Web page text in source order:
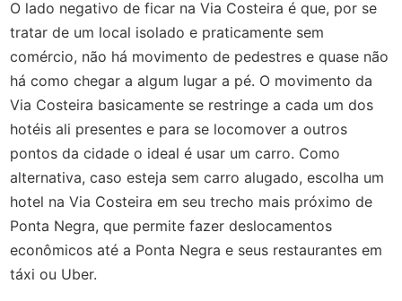
O lado negativo de ficar na Via Costeira é que, por se
tratar de um local isolado e praticamente sem
comércio, não há movimento de pedestres e quase não
há como chegar a algum lugar a pé. O movimento da
Via Costeira basicamente se restringe a cada um dos
hotéis ali presentes e para se locomover a outros
pontos da cidade o ideal é usar um carro. Como
alternativa, caso esteja sem carro alugado, escolha um
hotel na Via Costeira em seu trecho mais próximo de
Ponta Negra, que permite fazer deslocamentos
econômicos até a Ponta Negra e seus restaurantes em
táxi ou Uber.